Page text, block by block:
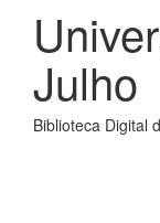
Julho
Biblioteca Digital